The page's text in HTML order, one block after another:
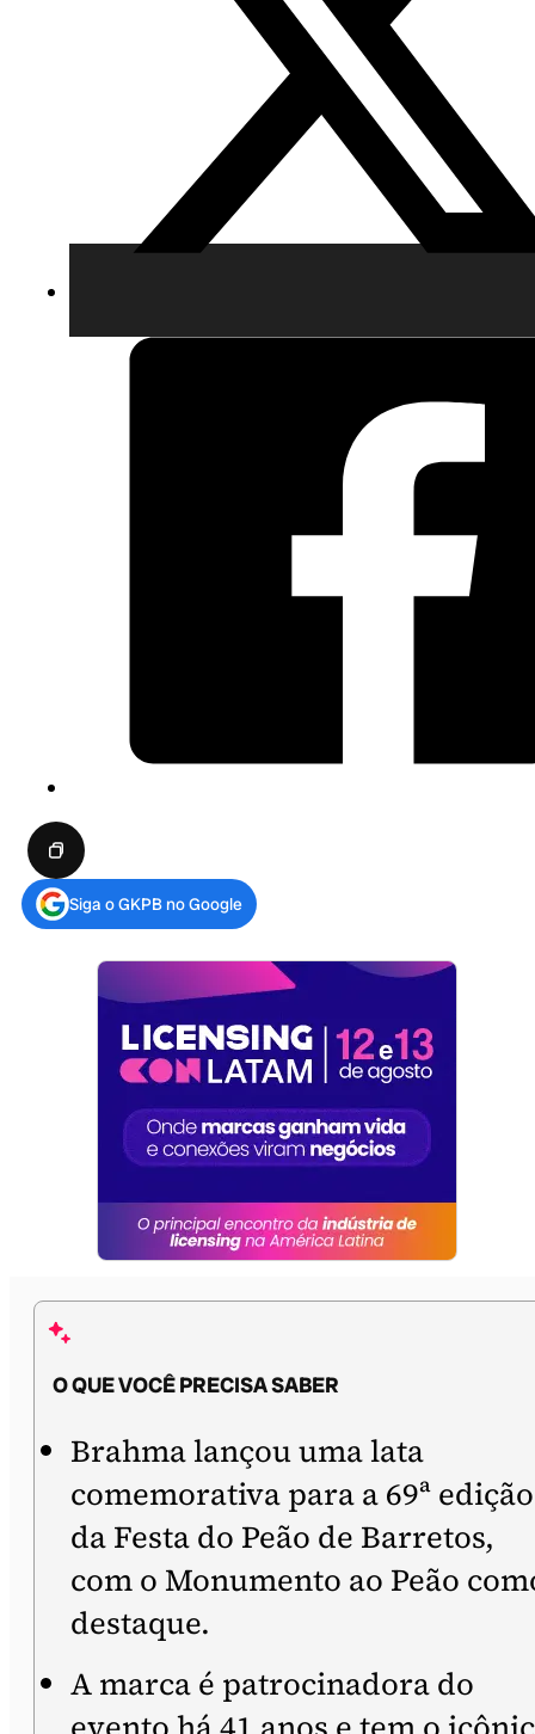
Siga o GKPB no Google
O QUE VOCÊ PRECISA SABER
Brahma lançou uma lata
comemorativa para a 69ª edição
da Festa do Peão de Barretos,
com o Monumento ao Peão
destaque.
A marca é patrocinadora do